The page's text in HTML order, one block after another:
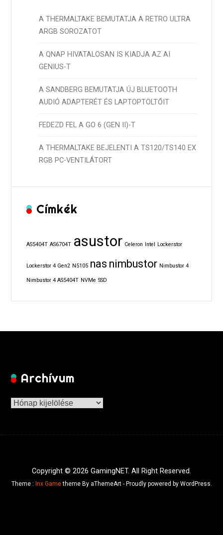
A THERMALTAKE BEMUTATJA A RETRO ULTRA
ARGB SOROZATOT
A QNAP HIVATALOSAN IS KIADJA AZ AI
GENIUS-T
A SANDBERG BEMUTATJA ÚJ BLUETOOTH
AUDIÓ ADAPTERÉT ÉS LAPTOPTÖLTŐIT
FEDEZD FEL A GO 6 (GEN II)-T
A THERMALTAKE BEJELENTI A TS120/TS140 EX
RGB PC-VENTILÁTORT
Címkék
AS5404T AS6704T asustor Celeron Intel Lockerstor
Lockerstor 4 Gen2 N5105 nas nimbustor Nimbustor 4
Nimbustor 4 AS5404T NVMe SSD
Archívum
Archívum
Copyright © 2026 GamingNET. All Right Reserved.
Theme : Inx Gametheme By aThemeArt - Proudly powered by WordPress.